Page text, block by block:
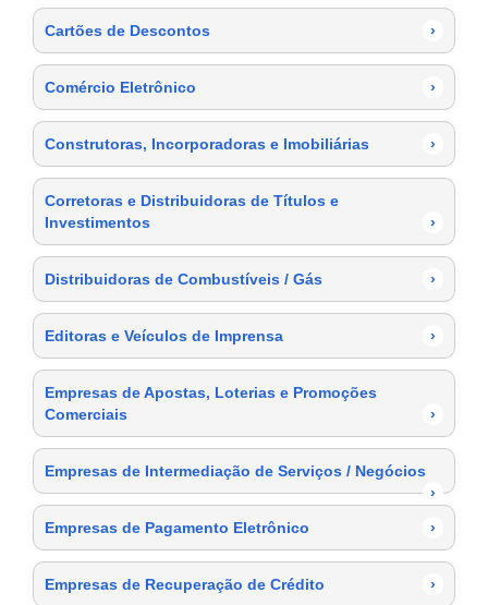
Cartões de Descontos ›
Comércio Eletrônico ›
Construtoras, Incorporadoras e Imobiliárias ›
Corretoras e Distribuidoras de Títulos e
Investimentos
›
Distribuidoras de Combustíveis / Gás ›
Editoras e Veículos de Imprensa ›
Empresas de Apostas, Loterias e Promoções
Comerciais
›
Empresas de Intermediação de Serviços / Negócios
›
Empresas de Pagamento Eletrônico
›
Empresas de Recuperação de Crédito ›